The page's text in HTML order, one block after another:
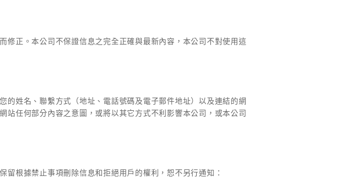
修正。本公司不保證信息之完全正確與最新內容，本公司不對使用這
的姓名、聯繫方式（地址、電話號碼及電子郵件地址）以及連結的網
站任何部分內容之意圖，或將以其它方式不利影響本公司，或本公司
根據禁止事項刪除信息和拒絕用戶的權利，恕不另行通知：